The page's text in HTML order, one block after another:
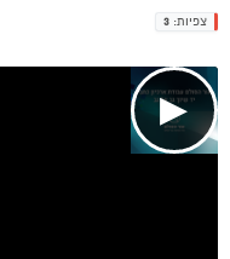
צפיות: 3
▶